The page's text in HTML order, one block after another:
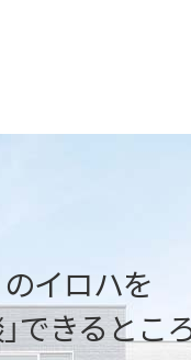
イロハを
できるとこ
性を実感できます。